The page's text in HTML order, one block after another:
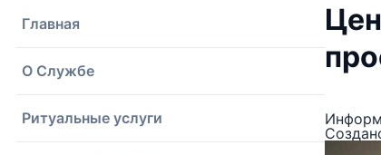
Главная
О Службе
Ритуальные услуги